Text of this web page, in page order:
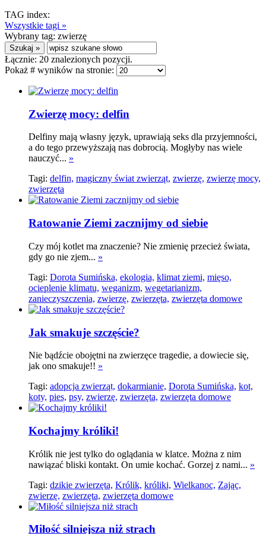
TAG index:
Wszystkie tagi »
Wybrany tag: zwierzę
Łącznie: 20 znalezionych pozycji.
Pokaż # wyników na stronie:
Zwierzę mocy: delfin
Delfiny mają własny język, uprawiają seks dla przyjemności,
a do tego przewyższają nas dobrocią. Mogłyby nas wiele
nauczyć... »
Tagi: delfin, magiczny świat zwierząt, zwierzę, zwierzę mocy,
zwierzęta
Ratowanie Ziemi zacznijmy od siebie
Czy mój kotlet ma znaczenie? Nie zmienię przecież świata,
gdy go nie zjem... »
Tagi: Dorota Sumińska, ekologia, klimat ziemi, mięso,
ocieplenie klimatu, weganizm, wegetarianizm,
zanieczyszczenia, zwierzę, zwierzęta, zwierzęta domowe
Jak smakuje szczęście?
Nie bądźcie obojętni na zwierzęce tragedie, a dowiecie się,
jak ono smakuje!! »
Tagi: adopcja zwierząt, dokarmianie, Dorota Sumińska, kot,
koty, pies, psy, zwierzę, zwierzęta, zwierzęta domowe
Kochajmy króliki!
Królik nie jest tylko do oglądania w klatce. Można z nim
nawiązać bliski kontakt. On umie kochać. Gorzej z nami... »
Tagi: dzikie zwierzęta, Królik, króliki, Wielkanoc, Zając,
zwierzę, zwierzęta, zwierzęta domowe
Miłość silniejsza niż strach